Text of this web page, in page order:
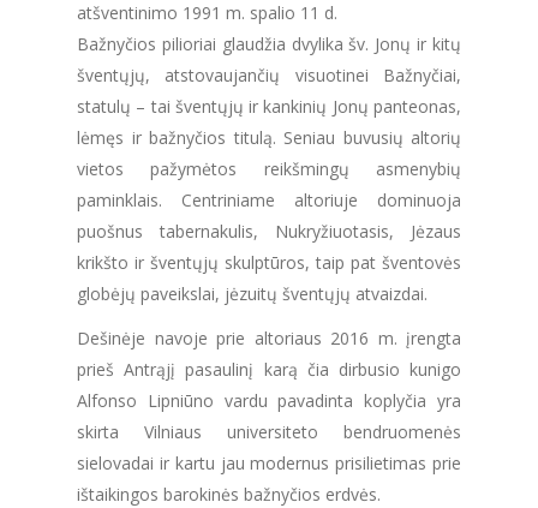
atšventinimo 1991 m. spalio 11 d.
Bažnyčios pilioriai glaudžia dvylika šv. Jonų ir kitų
šventųjų, atstovaujančių visuotinei Bažnyčiai,
statulų – tai šventųjų ir kankinių Jonų panteonas,
lėmęs ir bažnyčios titulą. Seniau buvusių altorių
vietos pažymėtos reikšmingų asmenybių
paminklais. Centriniame altoriuje dominuoja
puošnus tabernakulis, Nukryžiuotasis, Jėzaus
krikšto ir šventųjų skulptūros, taip pat šventovės
globėjų paveikslai, jėzuitų šventųjų atvaizdai.
Dešinėje navoje prie altoriaus 2016 m. įrengta
prieš Antrąjį pasaulinį karą čia dirbusio kunigo
Alfonso Lipniūno vardu pavadinta koplyčia yra
skirta Vilniaus universiteto bendruomenės
sielovadai ir kartu jau modernus prisilietimas prie
ištaikingos barokinės bažnyčios erdvės.